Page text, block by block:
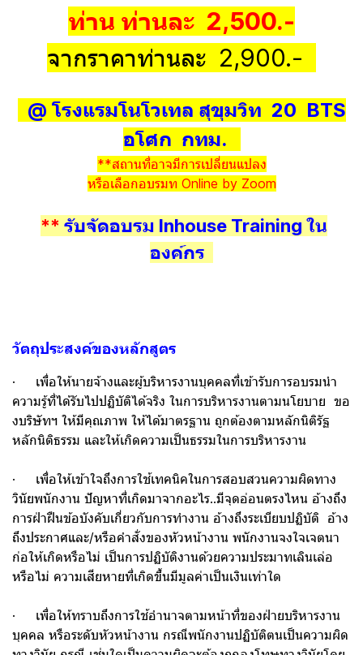
ท่าน ท่านละ 2,500.-
จากราคาท่านละ 2,900.-
@ โรงแรมโนโวเทล สุขุมวิท 20 BTS
อโศก กทม.
**สถานที่อาจมีการเปลี่ยนแปลง
หรือเลือกอบรมท Online by Zoom
** รับจัดอบรม Inhouse Training ใน
องค์กร
วัตถุประสงค์ของหลักสูตร
· เพื่อให้นายจ้างและผู้บริหารงานบุคคลที่เข้ารับการอบรมนำ
ความรู้ที่ได้รับไปปฏิบัติได้จริง ในการบริหารงานตามนโยบาย ขอ
งบริษัทฯ ให้มีคุณภาพ ให้ได้มาตรฐาน ถูกต้องตามหลักนิติรัฐ
หลักนิติธรรม และให้เกิดความเป็นธรรมในการบริหารงาน
· เพื่อให้เข้าใจถึงการใช้เทคนิคในการสอบสวนความผิดทาง
วินัยพนักงาน ปัญหาที่เกิดมาจากอะไร..มีจุดอ่อนตรงไหน อ้างถึง
การฝ่าฝืนข้อบังคับเกี่ยวกับการทำงาน อ้างถึงระเบียบปฏิบัติ อ้าง
ถึงประกาศและ/หรือคำสั่งของหัวหน้างาน พนักงานจงใจเจตนา
ก่อให้เกิดหรือไม่ เป็นการปฏิบัติงานด้วยความประมาทเลินเล่อ
หรือไม่ ความเสียหายที่เกิดขึ้นมีมูลค่าเป็นเงินเท่าใด
· เพื่อให้ทราบถึงการใช้อำนาจตามหน้าที่ของฝ่ายบริหารงาน
บุคคล หรือระดับหัวหน้างาน กรณีพนักงานปฏิบัติตนเป็นความผิด